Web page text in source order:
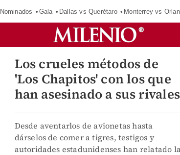
Nominados Gala Dallas vs Querétaro Monterrey vs
Los crueles métodos de
'Los Chapitos' con los que
han asesinado a sus rivales
Desde aventarlos de avionetas hasta
dárselos de comer a tigres, testigos y
autoridades estadunidenses han relatado